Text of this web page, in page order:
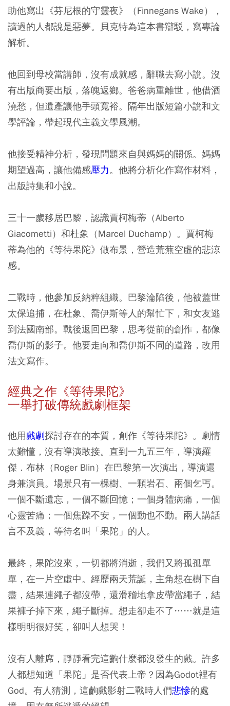
助他寫出《芬尼根的守靈夜》（Finnegans Wake），
讀過的人都說是惡夢。貝克特為這本書辯駁，寫專論
解析。
他回到母校當講師，沒有成就感，辭職去寫小說。沒
有出版商要出版，落魄返鄉。爸爸病重離世，他借酒
澆愁，但遺產讓他手頭寬裕。隔年出版短篇小說和文
學評論，帶起現代主義文學風潮。
他接受精神分析，發現問題來自與媽媽的關係。媽媽
期望過高，讓他備感壓力。他將分析化作寫作材料，
出版詩集和小說。
三十一歲移居巴黎，認識賈柯梅蒂（Alberto
Giacometti）和杜象（Marcel Duchamp）。賈柯梅
蒂為他的《等待果陀》做布景，營造荒蕪空虛的悲涼
感。
二戰時，他參加反納粹組織。巴黎淪陷後，他被蓋世
太保追捕，在杜象、喬伊斯等人的幫忙下，和女友逃
到法國南部。戰後返回巴黎，思考從前的創作，都像
喬伊斯的影子。他要走向和喬伊斯不同的道路，改用
法文寫作。
經典之作《等待果陀》
一舉打破傳統戲劇框架
他用戲劇探討存在的本質，創作《等待果陀》。劇情
太難懂，沒有導演敢接。直到一九五三年，導演羅
傑．布林（Roger Blin）在巴黎第一次演出，導演還
身兼演員。場景只有一棵樹、一顆岩石、兩個乞丐。
一個不斷遺忘，一個不斷回憶；一個身體病痛，一個
心靈苦痛；一個焦躁不安，一個動也不動。兩人講話
言不及義，等待名叫「果陀」的人。
最終，果陀沒來，一切都將消逝，我們又將孤孤單
單，在一片空虛中。經歷兩天荒誕，主角想在樹下自
盡，結果連繩子都沒帶，還滑稽地拿皮帶當繩子，結
果褲子掉下來，繩子斷掉。想走卻走不了……就是這
樣明明很好笑，卻叫人想哭！
沒有人離席，靜靜看完這齣什麼都沒發生的戲。許多
人都想知道「果陀」是否代表上帝？因為Godot裡有
God。有人猜測，這齣戲影射二戰時人們悲慘的處